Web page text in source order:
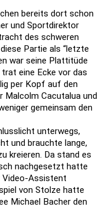
bereits dort schon
und Sportdirektor
des schweren
Partie als “letzte
war seine Plattitüde
eine Ecke vor das
per Kopf auf den
Malcolm Cacutalua und
gemeinsam den
unterwegs,
und brauchte lange,
kreieren. Da stand es
nachgesetzt hatte
Video-Assistent
von Stolze hatte
Michael Bacher den